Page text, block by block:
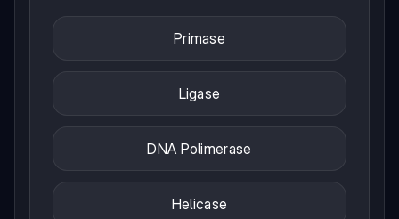
Primase
Ligase
DNA Polimerase
Helicase